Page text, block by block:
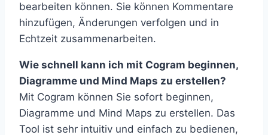
bearbeiten können. Sie können Kommentare
hinzufügen, Änderungen verfolgen und in
Echtzeit zusammenarbeiten.
Wie schnell kann ich mit Cogram beginnen,
Diagramme und Mind Maps zu erstellen?
Mit Cogram können Sie sofort beginnen,
Diagramme und Mind Maps zu erstellen. Das
Tool ist sehr intuitiv und einfach zu bedienen,